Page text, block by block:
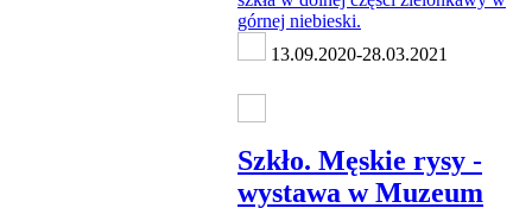
13.09.2020-28.03.2021
Szkło. Męskie rysy -
wystawa w Muzeum